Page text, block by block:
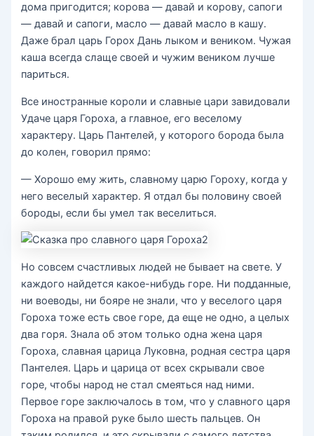
дома пригодится; корова — давай и корову, сапоги
— давай и сапоги, масло — давай масло в кашу.
Даже брал царь Горох Дань лыком и веником. Чужая
каша всегда слаще своей и чужим веником лучше
париться.
Все иностранные короли и славные цари завидовали
Удаче царя Гороха, а главное, его веселому
характеру. Царь Пантелей, у которого борода была
до колен, говорил прямо:
— Хорошо ему жить, славному царю Гороху, когда у
него веселый характер. Я отдал бы половину своей
бороды, если бы умел так веселиться.
Но совсем счастливых людей не бывает на свете. У
каждого найдется какое-нибудь горе. Ни подданные,
ни воеводы, ни бояре не знали, что у веселого царя
Гороха тоже есть свое горе, да еще не одно, а целых
два горя. Знала об этом только одна жена царя
Гороха, славная царица Луковна, родная сестра царя
Пантелея. Царь и царица от всех скрывали свое
горе, чтобы народ не стал смеяться над ними.
Первое горе заключалось в том, что у славного царя
Гороха на правой руке было шесть пальцев. Он